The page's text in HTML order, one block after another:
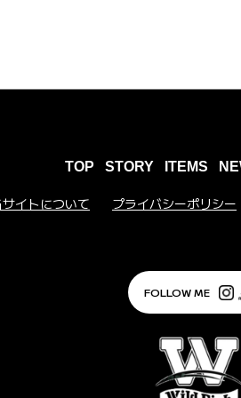
TOP STORY ITEMS
サイトについて プライバシーポリシー
FOLLOW ME